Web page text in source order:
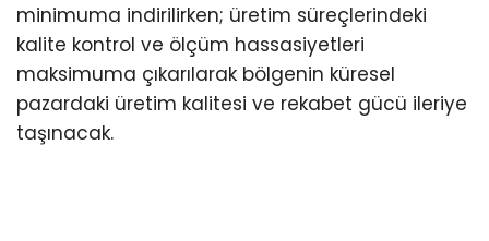
minimuma indirilirken; üretim süreçlerindeki
kalite kontrol ve ölçüm hassasiyetleri
maksimuma çıkarılarak bölgenin küresel
pazardaki üretim kalitesi ve rekabet gücü ileriye
taşınacak.